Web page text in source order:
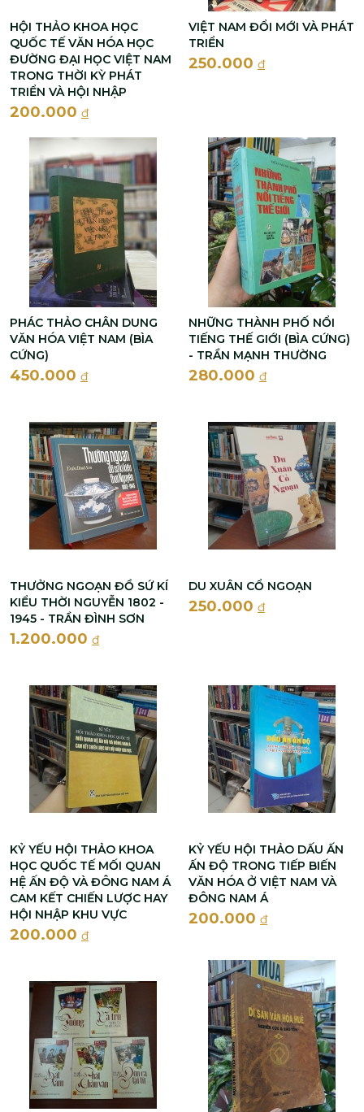
HỘI THẢO KHOA HỌC
QUỐC TẾ VĂN HÓA HỌC
ĐƯỜNG ĐẠI HỌC VIỆT NAM
TRONG THỜI KỲ PHÁT
TRIỂN VÀ HỘI NHẬP
200.000 đ
VIỆT NAM ĐỔI MỚI VÀ PHÁT
TRIỂN
250.000 đ
PHÁC THẢO CHÂN DUNG
VĂN HÓA VIỆT NAM (BÌA
CỨNG)
450.000 đ
NHỮNG THÀNH PHỐ NỔI
TIẾNG THẾ GIỚI (BÌA CỨNG)
- TRẦN MẠNH THƯỜNG
280.000 đ
THƯỞNG NGOẠN ĐỒ SỨ KÍ
KIỂU THỜI NGUYỄN 1802 -
1945 - TRẦN ĐÌNH SƠN
1.200.000 đ
DU XUÂN CỔ NGOẠN
250.000 đ
KỶ YẾU HỘI THẢO KHOA
HỌC QUỐC TẾ MỐI QUAN
HỆ ẤN ĐỘ VÀ ĐÔNG NAM Á
CAM KẾT CHIẾN LƯỢC HAY
HỘI NHẬP KHU VỰC
200.000 đ
KỶ YẾU HỘI THẢO DẤU ẤN
ẤN ĐỘ TRONG TIẾP BIẾN
VĂN HÓA Ở VIỆT NAM VÀ
ĐÔNG NAM Á
200.000 đ